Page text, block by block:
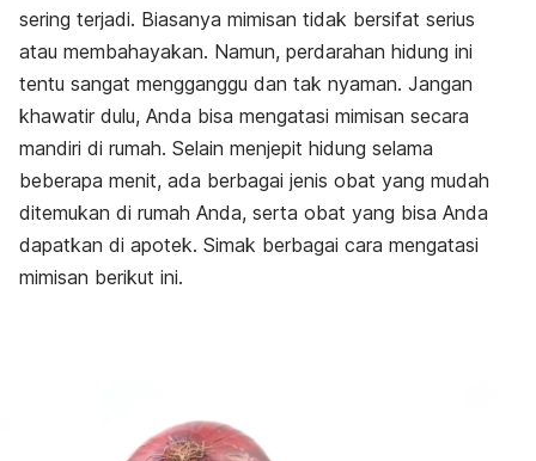
sering terjadi. Biasanya mimisan tidak bersifat serius
atau membahayakan. Namun, perdarahan hidung ini
tentu sangat mengganggu dan tak nyaman. Jangan
khawatir dulu, Anda bisa mengatasi mimisan secara
mandiri di rumah. Selain menjepit hidung selama
beberapa menit, ada berbagai jenis obat yang mudah
ditemukan di rumah Anda, serta obat yang bisa Anda
dapatkan di apotek. Simak berbagai cara mengatasi
mimisan berikut ini.